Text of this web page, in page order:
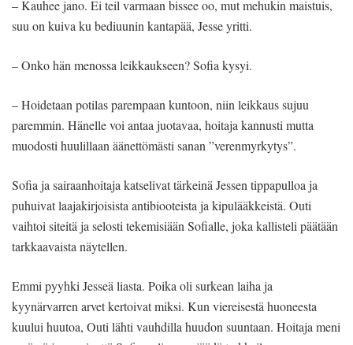
– Kauhee jano. Ei teil varmaan bissee oo, mut mehukin maistuis,
suu on kuiva ku bediuunin kantapää, Jesse yritti.
– Onko hän menossa leikkaukseen? Sofia kysyi.
– Hoidetaan potilas parempaan kuntoon, niin leikkaus sujuu
paremmin. Hänelle voi antaa juotavaa, hoitaja kannusti mutta
muodosti huulillaan äänettömästi sanan ”verenmyrkytys”.
Sofia ja sairaanhoitaja katselivat tärkeinä Jessen tippapulloa ja
puhuivat laajakirjoisista antibiooteista ja kipulääkkeistä. Outi
vaihtoi siteitä ja selosti tekemisiään Sofialle, joka kallisteli päätään
tarkkaavaista näytellen.
Emmi pyyhki Jesseä liasta. Poika oli surkean laiha ja
kyynärvarren arvet kertoivat miksi. Kun viereisestä huoneesta
kuului huutoa, Outi lähti vauhdilla huudon suuntaan. Hoitaja meni